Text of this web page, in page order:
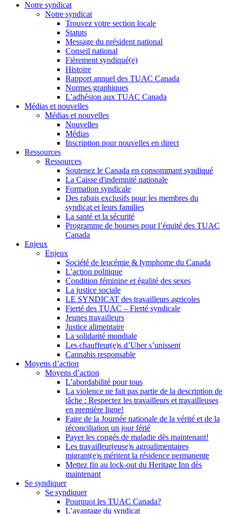
Notre syndicat
Notre syndicat
Trouvez votre section locale
Statuts
Message du président national
Conseil national
Fièrement syndiqué(e)
Histoire
Rapport annuel des TUAC Canada
Normes graphiques
L’adhésion aux TUAC Canada
Médias et nouvelles
Médias et nouvelles
Nouvelles
Médias
Inscription pour nouvelles en direct
Ressources
Ressources
Soutenez le Canada en consommant syndiqué
La Caisse d'indemnité nationale
Formation syndicale
Des rabais exclusifs pour les membres du
syndicat et leurs families
La santé et la sécurité
Programme de bourses pour l’équité des TUAC
Canada
Enjeux
Enjeux
Société de leucémie & lymphome du Canada
L’action politique
Condition féminine et égalité des sexes
La justice sociale
LE SYNDICAT des travailleurs agricoles
Fierté des TUAC – Fierté syndicale
Jeunes travailleurs
Justice alimentaire
La solidarité mondiale
Les chauffeur(e)s d’Uber s’unissent
Cannabis responsable
Moyens d’action
Moyens d’action
L’abordabilité pour tous
La violence ne fait pas partie de la description de
tâche : Respectez les travailleurs et travailleuses
en première ligne!
Faire de la Journée nationale de la vérité et de la
réconciliation un jour férié
Payer les congés de maladie dès maintenant!
Les travailleur(euse)s agroalimentaires
migrant(e)s méritent la résidence permanente
Mettez fin au lock-out du Heritage Inn dès
maintenant
Se syndiquer
Se syndiquer
Pourquoi les TUAC Canada?
L’avantage du syndicat